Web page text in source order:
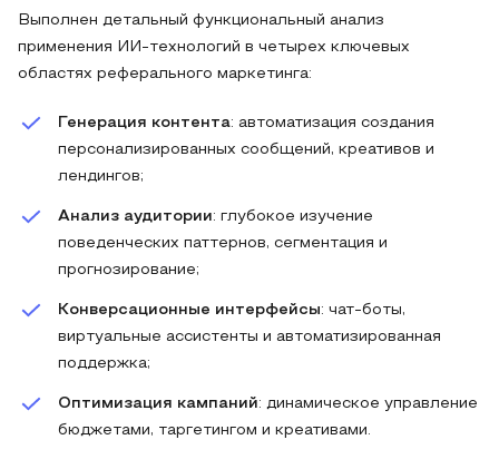
Выполнен детальный функциональный анализ
применения ИИ-технологий в четырех ключевых
областях реферального маркетинга:
Генерация контента: автоматизация создания
персонализированных сообщений, креативов и
лендингов;
Анализ аудитории: глубокое изучение
поведенческих паттернов, сегментация и
прогнозирование;
Конверсационные интерфейсы: чат-боты,
виртуальные ассистенты и автоматизированная
поддержка;
Оптимизация кампаний: динамическое управление
бюджетами, таргетингом и креативами.